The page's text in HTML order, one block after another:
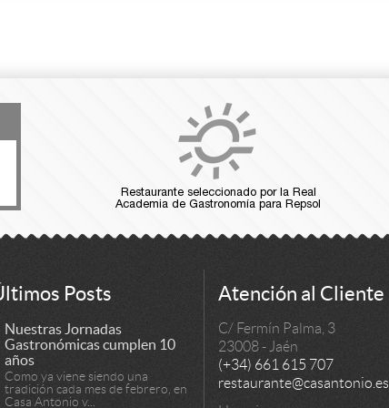
Posts
Nuestras Jornadas
Gastronómicas cumplen 10
años
Como ya viene siendo una
tradición cada mes de febrero, en
Casa Antonio v...
Atención al Cliente
C/ Fermín Palma, 3
23008 - Jaén
(+34) 661 615 707
restaurante@casantonio.es